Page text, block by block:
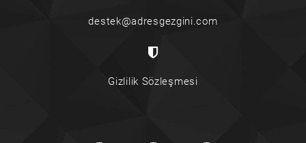
destek@adresgezgini.com
Gizlilik Sözleşmesi